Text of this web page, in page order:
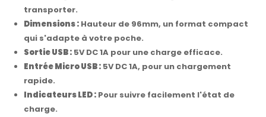
transporter.
Dimensions : Hauteur de 96mm, un format compact
qui s'adapte à votre poche.
Sortie USB : 5V DC 1A pour une charge efficace.
Entrée Micro USB : 5V DC 1A, pour un chargement
rapide.
Indicateurs LED : Pour suivre facilement l'état de
charge.